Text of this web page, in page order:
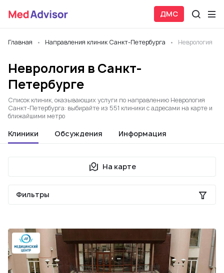
ДМС
Главная Направления клиник Санкт-Петербурга Неврология
Неврология в Санкт-
Петербурге
Список клиник, оказывающих услуги по направлению Неврология
Санкт-Петербурга: выбирайте из 551 клиники с адресами на карте и
ближайшими метро
Клиники Обсуждения Информация
На карте
Фильтры